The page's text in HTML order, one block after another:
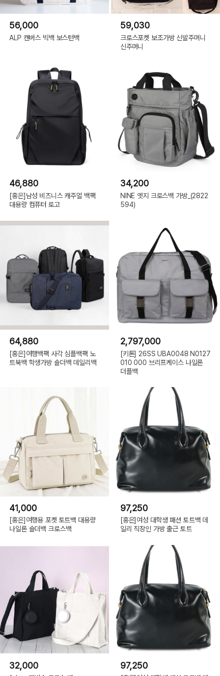
56,000
ALP 캔버스 빅백 보스턴백
59,030
크로스포켓 보조가방 신발주머니
신주머니
46,880
[홍은]남성 비즈니스 캐주얼 백팩
대용량 컴퓨터 로고
34,200
NINE 엣지 크로스백 가방_(2822
594)
64,880
[홍은]여행백팩 사각 심플백팩 노
트북백 학생가방 숄더백 데일리백
2,797,000
[키톤] 26SS UBA0048 N0127
010 000 브리프케이스 나일론
더플백
41,000
[홍은]여행용 포켓 토트백 대용량
나일론 숄더백 크로스백
97,250
[홍은]여성 대학생 패션 토트백 데
일리 직장인 가방 출근 토트
32,000 97,250